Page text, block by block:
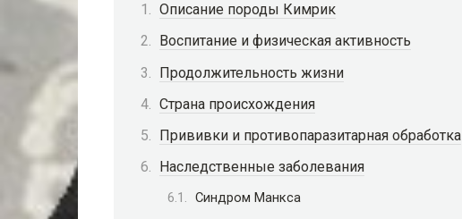
Описание породы Кимрик
Воспитание и физическая активность
Продолжительность жизни
Страна происхождения
Прививки и противопаразитарная обработка
Наследственные заболевания
Синдром Манкса